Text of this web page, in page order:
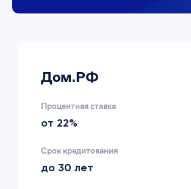
Дом.РФ
Процентная ставка
от 22%
Срок кредитования
до 30 лет